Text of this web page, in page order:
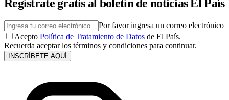
Regístrate gratis al boletín de noticias El País
Por favor ingresa un correo electrónico
Acepto Política de Tratamiento de Datos de El País.
Recuerda aceptar los términos y condiciones para continuar.
INSCRÍBETE AQUÍ